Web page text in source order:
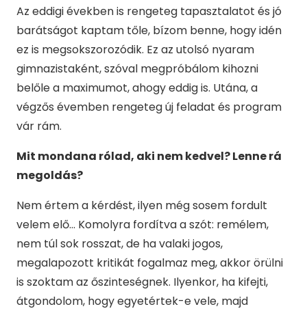
Az eddigi években is rengeteg tapasztalatot és jó
barátságot kaptam tőle, bízom benne, hogy idén
ez is megsokszorozódik. Ez az utolsó nyaram
gimnazistaként, szóval megpróbálom kihozni
belőle a maximumot, ahogy eddig is. Utána, a
végzős évemben rengeteg új feladat és program
vár rám.
Mit mondana rólad, aki nem kedvel? Lenne rá
megoldás?
Nem értem a kérdést, ilyen még sosem fordult
velem elő… Komolyra fordítva a szót: remélem,
nem túl sok rosszat, de ha valaki jogos,
megalapozott kritikát fogalmaz meg, akkor örülni
is szoktam az őszinteségnek. Ilyenkor, ha kifejti,
átgondolom, hogy egyetértek-e vele, majd